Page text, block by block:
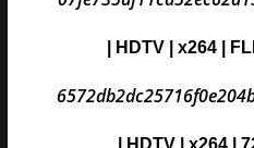
| HDTV | x264 |
| HDTV | x264 |